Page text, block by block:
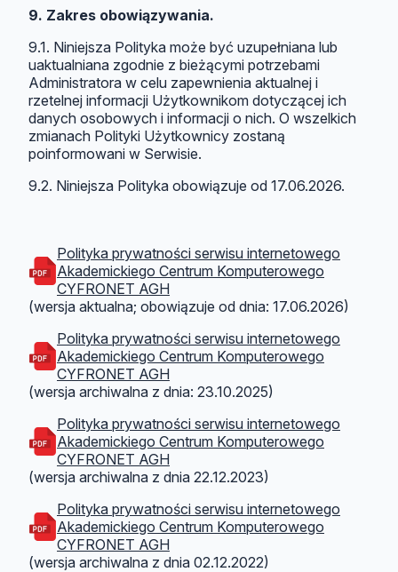
9. Zakres obowiązywania.
9.1. Niniejsza Polityka może być uzupełniana lub
uaktualniana zgodnie z bieżącymi potrzebami
Administratora w celu zapewnienia aktualnej i
rzetelnej informacji Użytkownikom dotyczącej ich
danych osobowych i informacji o nich. O wszelkich
zmianach Polityki Użytkownicy zostaną
poinformowani w Serwisie.
9.2. Niniejsza Polityka obowiązuje od 17.06.2026.
Polityka prywatności serwisu internetowego
Akademickiego Centrum Komputerowego
CYFRONET AGH
(wersja aktualna; obowiązuje od dnia: 17.06.2026)
Polityka prywatności serwisu internetowego
Akademickiego Centrum Komputerowego
CYFRONET AGH
(wersja archiwalna z dnia: 23.10.2025)
Polityka prywatności serwisu internetowego
Akademickiego Centrum Komputerowego
CYFRONET AGH
(wersja archiwalna z dnia 22.12.2023)
Polityka prywatności serwisu internetowego
Akademickiego Centrum Komputerowego
CYFRONET AGH
(wersja archiwalna z dnia 02.12.2022)